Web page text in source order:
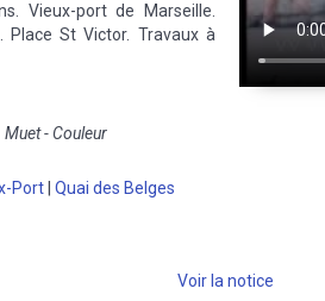
Vieux-port de Marseille.
Place St Victor. Travaux à
Muet - Couleur
Port Quai des Belges
Voir la notice